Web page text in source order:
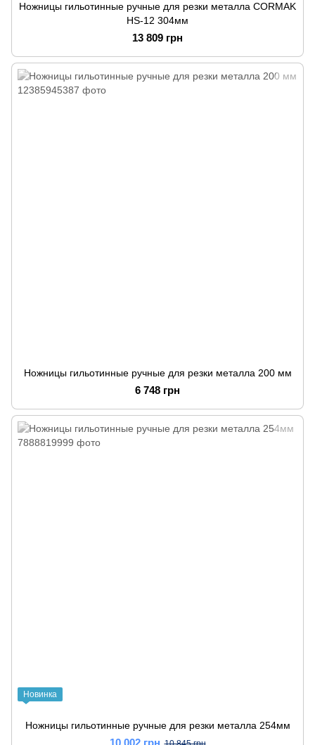
Ножницы гильотинные ручные для резки металла CORMAK
HS-12 304мм
13 809 грн
Ножницы гильотинные ручные для резки металла 200 мм
6 748 грн
Новинка
Ножницы гильотинные ручные для резки металла 254мм
10 002 грн